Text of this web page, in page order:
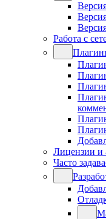
Работа с
Лицензии и
Часто